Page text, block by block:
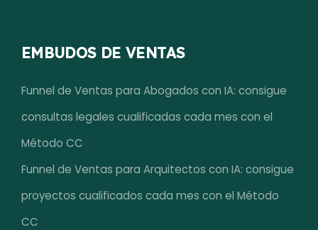
EMBUDOS DE VENTAS
Funnel de Ventas para Abogados con IA: consigue
consultas legales cualificadas cada mes con el
Método CC
Funnel de Ventas para Arquitectos con IA: consigue
proyectos cualificados cada mes con el Método
CC